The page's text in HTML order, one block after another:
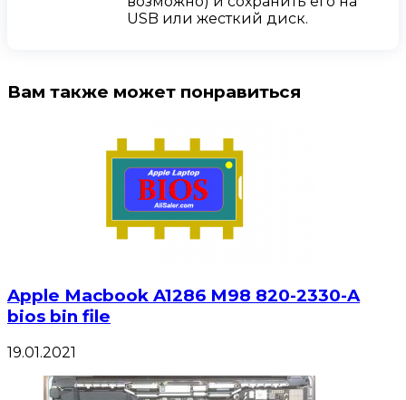
USB или жесткий диск.
Вам также может понравиться
Apple Macbook A1286 M98 820-2330-A
bios bin file
19.01.2021